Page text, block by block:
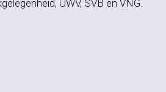
UWV, SVB en VNG.